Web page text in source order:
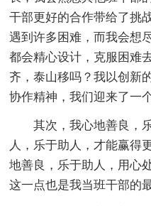
干部更好的合作带给了挑
遇到许多困难，而我会想
都会精心设计，克服困难
齐，泰山移吗？我以创新
协作精神，我们迎来了一
其次，我心地善良，
人，乐于助人，才能赢得
地善良，乐于助人，用心
这一点也是我当班干部的